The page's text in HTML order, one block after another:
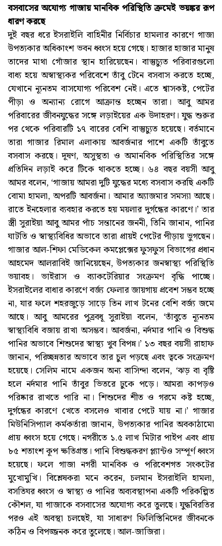
বসবাসের অযোগ্য গাজায় মানবিক পরিস্থিতি ক্রমেই ভয়ঙ্কর রূপ
ধারণ করছে
দুই বছর ধরে ইসরাইলি বাহিনীর নির্বিচার হামলার কারণে গাজা
উপত্যকার অধিকাংশ ভবন ধ্বংস হয়ে গেছে। হাজার হাজার মানুষ
তাদের মাথা গোঁজার স্থান হারিয়েছেন। বাস্তুচ্যুত পরিবারগুলো
বাধ্য হয়ে অস্বাস্থ্যকর পরিবেশে তাঁবু টেনে বসবাস করতে হচ্ছে,
যেখানে ন্যূনতম বাসযোগ্য পরিবেশ নেই। এতে শ্বাসকষ্ট, পেটের
পীড়া ও অন্যান্য রোগে আক্রান্ত হচ্ছেন তারা। আবু আমর
পরিবারের জীবনযুদ্ধের সঙ্গে লড়াইয়ের এক উদাহরণ। যুদ্ধ শুরুর
পর থেকে পরিবারটি ১৭ বারের বেশি বাস্তুচ্যুত হয়েছে। বর্তমানে
তারা গাজার রিমাল এলাকায় আবর্জনার পাশে একটি তাঁবুতে
বসবাস করছে। দূষণ, অসুস্থতা ও অমানবিক পরিস্থিতির সঙ্গে
প্রতিদিন লড়াই করে টিকে থাকতে হচ্ছে। ৬৪ বছর বয়সী আবু
আমর বলেন, ‘গাজায় আমরা দুটি যুদ্ধের মধ্যে বসবাস করছি একটি
বোমা হামলা, অপরটি আবর্জনা। আমার অ্যাজমার সমস্যা আছে।
রাতে ইনহেলার ব্যবহার করতে হয় ময়লার দুর্গন্ধের কারণে।’ তার
স্ত্রী সুরাইয়া আবু আমর পাঁচ সন্তানের জননী, তিনি জানান, পানির
ঘাটতি ও স্বাস্থ্যবিধির অভাবে তারা প্রায়ই পেটের পীড়ায় ভুগছেন।
গাজার আল-শিফা মেডিকেল কমপ্লেক্সের ফুসফুস বিভাগের প্রধান
আহমেদ আলরাবিই জানিয়েছেন, উপত্যকার জনস্বাস্থ্য পরিস্থিতি
ভয়াবহ। ভাইরাস ও ব্যাকটেরিয়ার সংক্রমণ বৃদ্ধি পাচ্ছে।
ইসরাইলের বাধার কারণে বর্জ্য ফেলার জায়গায় প্রবেশ সম্ভব হচ্ছে
না, যার ফলে শহরজুড়ে সাড়ে তিন লাখ টনের বেশি বর্জ্য জমে
আছে। আবু আমরের পুত্রবধূ সুরাইয়া বলেন, ‘তাঁবুতে ন্যূনতম
স্বাস্থ্যবিধি বজায় রাখা অসম্ভব। আবর্জনা, নর্দমার পানি ও বিশুদ্ধ
পানির অভাবে শিশুদের স্বাস্থ্য খুব বিপন্ন।’ ১৩ বছর বয়সী রাহাফ
জানান, পরিচ্ছন্নতার অভাবে তার চুল পড়ছে এবং ত্বকে সংক্রমণ
হয়েছে। সেলিম নামে একজন অন্য বাসিন্দা বলেন, ‘ঝড় বা বৃষ্টি
হলে নর্দমার পানি তাঁবুর ভিতরে ঢুকে পড়ে। আমরা কাপড়ও
পরিষ্কার রাখতে পারি না। শিশুদের শীত ও গরমে কষ্ট হচ্ছে,
দুর্গন্ধের কারণে খেতে বসলেও খাবার পেটে যায় না।’ গাজার
মিউনিসিপ্যাল কর্মকর্তারা জানান, উপত্যকার পানির অবকাঠামো
প্রায় ধ্বংস হয়ে গেছে। নগরীতে ১.৫ লাখ মিটার পাইপ এবং প্রায়
৮৫ শতাংশ কূপ ক্ষতিগ্রস্ত। পানি বিশুদ্ধকরণ প্ল্যান্টও সম্পূর্ণ ধ্বংস
হয়েছে। ফলে গাজা নগরী মানবিক ও পরিবেশগত সংকটের
মুখোমুখি। বিশ্লেষকরা মনে করেন, চলমান ইসরাইলি হামলা,
বসতিঘর ধ্বংস ও স্বাস্থ্য ও পানির অব্যবস্থাপনা একটি পরিকল্পিত
কৌশল, যা গাজাকে বসবাসের অযোগ্য করে তুলছে। যুদ্ধবিরতির
পরও এই অবস্থা চলছেই, যা সাধারণ ফিলিস্তিনিদের জীবনকে
কঠিন ও বিপজ্জনক করে তুলেছে। আল-জাজিরা।